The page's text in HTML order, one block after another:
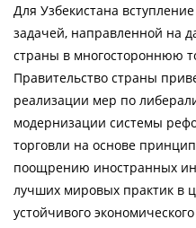
Для Узбекистана
задачей, направленной на
страны в многостороннюю
Правительство страны
реализации мер по
модернизации системы
торговли на основе
поощрению иностранных
лучших мировых практик в
устойчивого